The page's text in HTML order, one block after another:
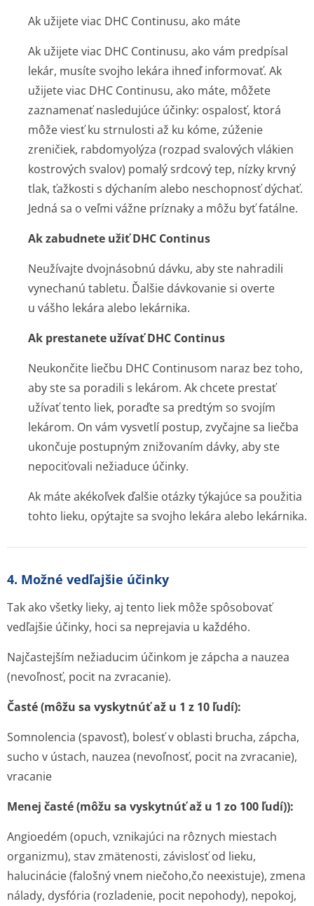
Ak užijete viac DHC Continusu, ako máte
Ak užijete viac DHC Continusu, ako vám predpísal
lekár, musíte svojho lekára ihneď informovať. Ak
užijete viac DHC Continusu, ako máte, môžete
zaznamenať nasledujúce účinky: ospalosť, ktorá
môže viesť ku strnulosti až ku kóme, zúženie
zreničiek, rabdomyolýza (rozpad svalových vlákien
kostrových svalov) pomalý srdcový tep, nízky krvný
tlak, ťažkosti s dýchaním alebo neschopnosť dýchať.
Jedná sa o veľmi vážne príznaky a môžu byť fatálne.
Ak zabudnete užiť DHC Continus
Neužívajte dvojnásobnú dávku, aby ste nahradili
vynechanú tabletu. Ďalšie dávkovanie si overte
u vášho lekára alebo lekárnika.
Ak prestanete užívať DHC Continus
Neukončite liečbu DHC Continusom naraz bez toho,
aby ste sa poradili s lekárom. Ak chcete prestať
užívať tento liek, poraďte sa predtým so svojím
lekárom. On vám vysvetlí postup, zvyčajne sa liečba
ukončuje postupným znižovaním dávky, aby ste
nepociťovali nežiaduce účinky.
Ak máte akékoľvek ďalšie otázky týkajúce sa použitia
tohto lieku, opýtajte sa svojho lekára alebo lekárnika.
4. Možné vedľajšie účinky
Tak ako všetky lieky, aj tento liek môže spôsobovať
vedľajšie účinky, hoci sa neprejavia u každého.
Najčastejším nežiaducim účinkom je zápcha a nauzea
(nevoľnosť, pocit na zvracanie).
Časté (môžu sa vyskytnúť až u 1 z 10 ľudí):
Somnolencia (spavosť), bolesť v oblasti brucha, zápcha,
sucho v ústach, nauzea (nevoľnosť, pocit na zvracanie),
vracanie
Menej časté (môžu sa vyskytnúť až u 1 zo 100 ľudí)):
Angioedém (opuch, vznikajúci na rôznych miestach
organizmu), stav zmätenosti, závislosť od lieku,
halucinácie (falošný vnem niečoho,čo neexistuje), zmena
nálady, dysfória (rozladenie, pocit nepohody), nepokoj,